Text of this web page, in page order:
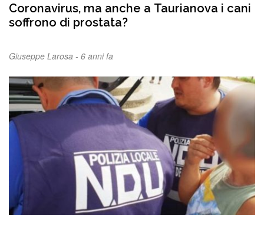
Coronavirus, ma anche a Taurianova i cani
soffrono di prostata?
Giuseppe Larosa - 6 anni fa